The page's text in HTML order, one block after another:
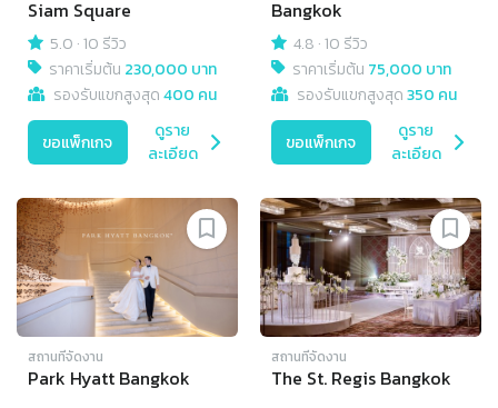
Siam Square
5.0 ·10 รีวิว
ราคาเริ่มต้น 230,000 บาท
รองรับแขกสูงสุด400 คน
ขอแพ็กเกจ
ดูราย
ละเอียด
Bangkok
4.8 ·10 รีวิว
ราคาเริ่มต้น 75,000 บาท
รองรับแขกสูงสุด350 คน
ขอแพ็กเกจ
ดูราย
ละเอียด
สถานที่จัดงาน
Park Hyatt Bangkok
สถานที่จัดงาน
The St. Regis Bangkok